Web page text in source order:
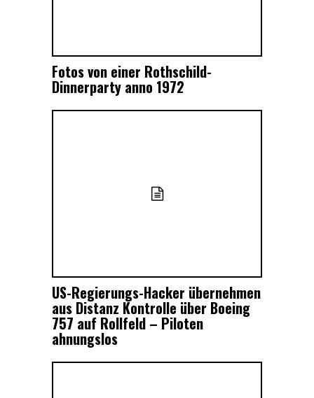
Fotos von einer Rothschild-
Dinnerparty anno 1972
US-Regierungs-Hacker übernehmen
aus Distanz Kontrolle über Boeing
757 auf Rollfeld – Piloten
ahnungslos